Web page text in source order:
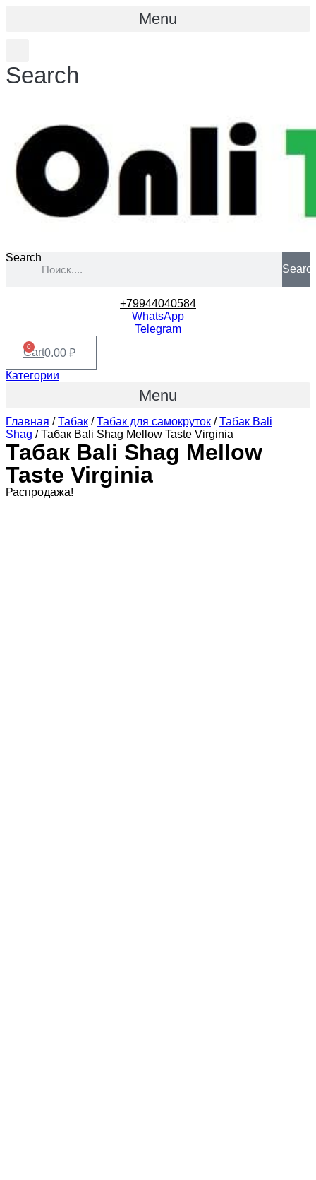
Menu
Search
Search
+79944040584
WhatsApp
Telegram
0.00 ₽
0
Cart
Категории
Menu
Главная /Табак /Табак для самокруток /Табак Bali
Shag / Табак Bali Shag Mellow Taste Virginia
Табак Bali Shag Mellow
Taste Virginia
Распродажа!